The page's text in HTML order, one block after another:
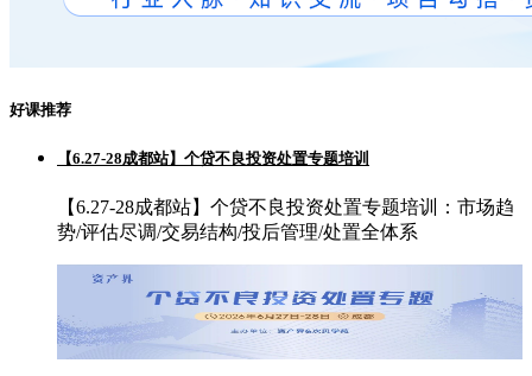
好课推荐
【6.27-28成都站】个贷不良投资处置专题培训
【6.27-28成都站】个贷不良投资处置专题培训：市场趋
势/评估尽调/交易结构/投后管理/处置全体系